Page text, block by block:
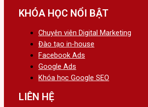
KHÓA HỌC NỔI BẬT
Chuyên viên Digital Marketing
Đào tạo in-house
Facebook Ads
Google Ads
Khóa học Google SEO
LIÊN HỆ